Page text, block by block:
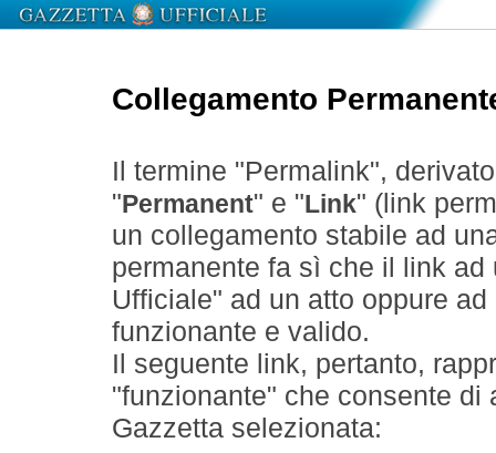
Collegamento
Il termine "Permalink",
" Permanent" e " Link" (link
un collegamento stabile ad
permanente fa sì che il link
Ufficiale" ad un atto oppure
funzionante e valido.
Il seguente link, pertanto,
"funzionante" che consente
Gazzetta selezionata: